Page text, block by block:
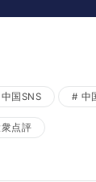
中国SNS 中
衆点評